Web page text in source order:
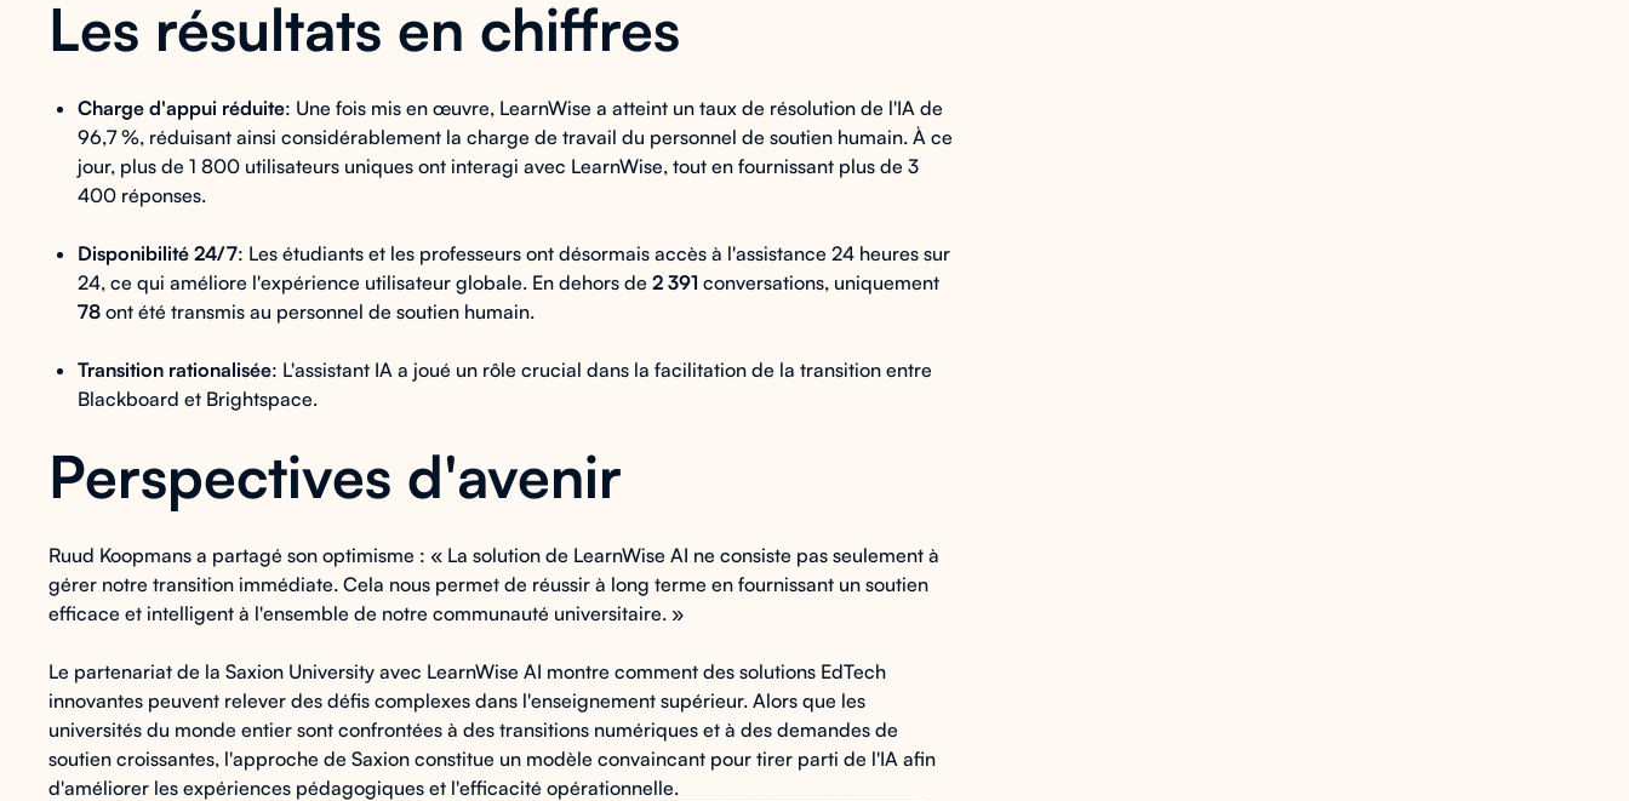
Les résultats en chiffres
Charge d'appui réduite: Une fois mis en œuvre, LearnWise a atteint un taux de résolution de l'IA de
96,7 %, réduisant ainsi considérablement la charge de travail du personnel de soutien humain. À ce
jour, plus de 1 800 utilisateurs uniques ont interagi avec LearnWise, tout en fournissant plus de 3
400 réponses.
Disponibilité 24/7: Les étudiants et les professeurs ont désormais accès à l'assistance 24 heures sur
24, ce qui améliore l'expérience utilisateur globale. En dehors de 2 391 conversations, uniquement
78 ont été transmis au personnel de soutien humain.
Transition rationalisée: L'assistant IA a joué un rôle crucial dans la facilitation de la transition entre
Blackboard et Brightspace.
Perspectives d'avenir
Ruud Koopmans a partagé son optimisme : « La solution de LearnWise AI ne consiste pas seulement à
gérer notre transition immédiate. Cela nous permet de réussir à long terme en fournissant un soutien
efficace et intelligent à l'ensemble de notre communauté universitaire. »
Le partenariat de la Saxion University avec LearnWise AI montre comment des solutions EdTech
innovantes peuvent relever des défis complexes dans l'enseignement supérieur. Alors que les
universités du monde entier sont confrontées à des transitions numériques et à des demandes de
soutien croissantes, l'approche de Saxion constitue un modèle convaincant pour tirer parti de l'IA afin
d'améliorer les expériences pédagogiques et l'efficacité opérationnelle.